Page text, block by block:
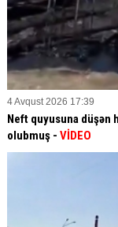
4 Avqust 2026 17:39
Neft quyusuna düşən
olubmuş - VİDEO